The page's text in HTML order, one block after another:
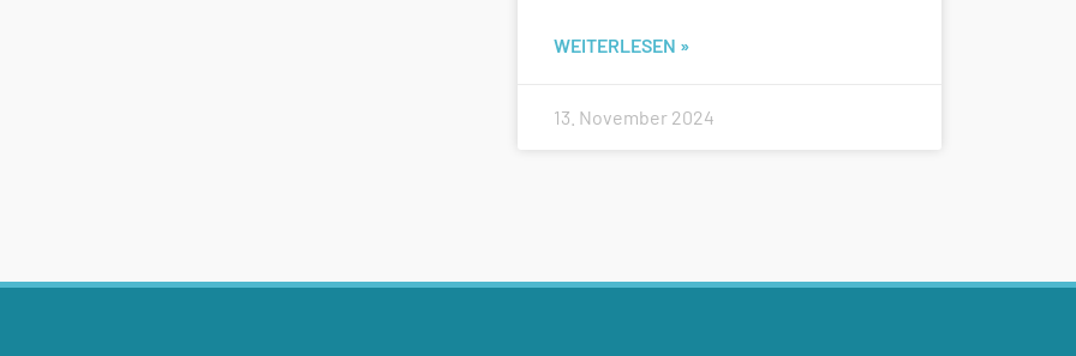
WEITERLESEN »
13. November 2024